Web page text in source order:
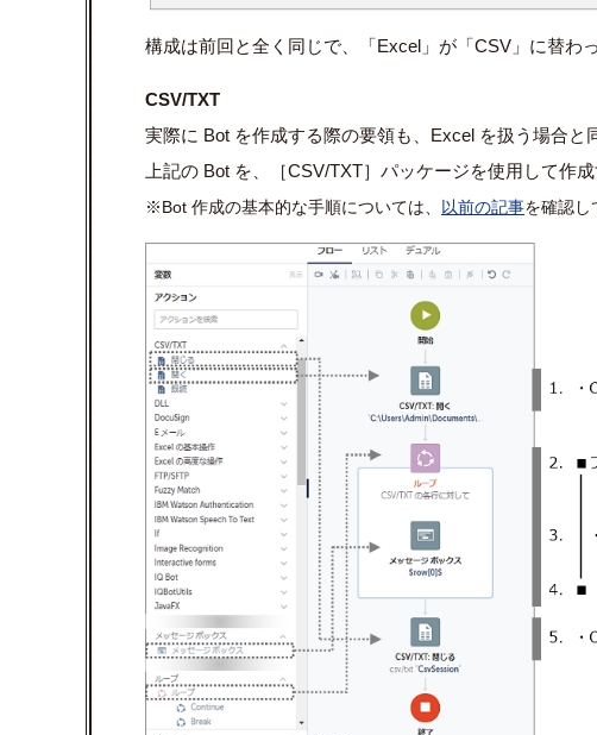
構成は前回と全く同じで、「Excel」が「CSV」に替わ
CSV/TXT
実際に Bot を作成する際の要領も、Excel を扱う場合と
上記の Bot を、［CSV/TXT］パッケージを使用して作
※Bot 作成の基本的な手順については、 以前の記事を確認し